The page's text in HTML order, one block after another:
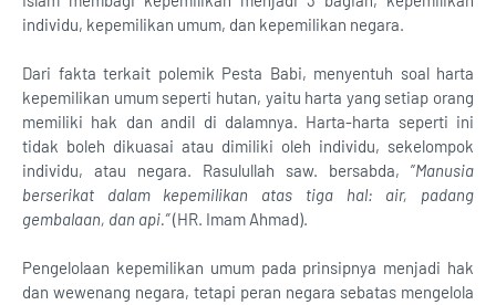
individu, kepemilikan umum, dan kepemilikan negara.
Dari fakta terkait polemik Pesta Babi, menyentuh soal harta
kepemilikan umum seperti hutan, yaitu harta yang setiap orang
memiliki hak dan andil di dalamnya. Harta-harta seperti ini
tidak boleh dikuasai atau dimiliki oleh individu, sekelompok
individu, atau negara. Rasulullah saw. bersabda, ”Manusia
berserikat dalam kepemilikan atas tiga hal: air, padang
gembalaan, dan api.”(HR. Imam Ahmad).
Pengelolaan kepemilikan umum pada prinsipnya menjadi hak
dan wewenang negara, tetapi peran negara sebatas mengelola